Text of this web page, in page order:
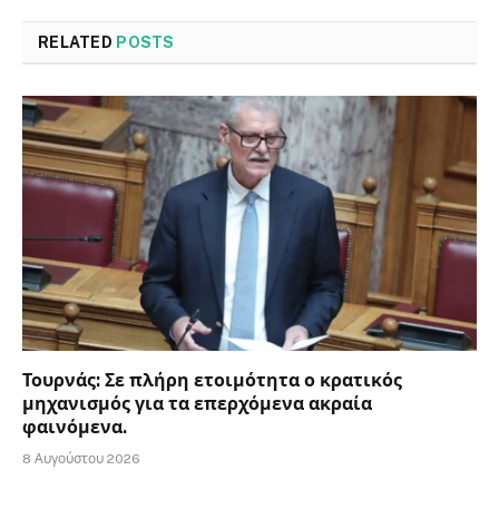
RELATED POSTS
Τουρνάς: Σε πλήρη ετοιμότητα ο κρατικός
μηχανισμός για τα επερχόμενα ακραία
φαινόμενα.
8 Αυγούστου 2026